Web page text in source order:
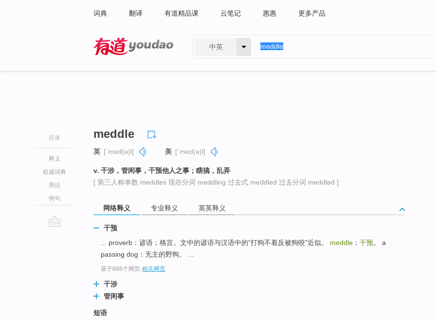
词典 翻译 有道精品课 云笔记 惠惠 更多产品
中英
目录
释义
权威词典
用法
例句
meddle
英 [ˈmed(ə)l] 美 [ˈmed(ə)l]
v. 干涉，管闲事，干预他人之事；瞎搞，乱弄
[ 第三人称单数 meddles 现在分词 meddling 过去式 meddled 过去分词 meddled ]
网络释义 专业释义 英英释义
干预
... proverb：谚语；格言。文中的谚语与汉语中的“打狗不着反被狗咬”近似。 meddle ： 干预。 a
passing dog：无主的野狗。 ...
基于888个网页-相关网页
干涉
管闲事
短语